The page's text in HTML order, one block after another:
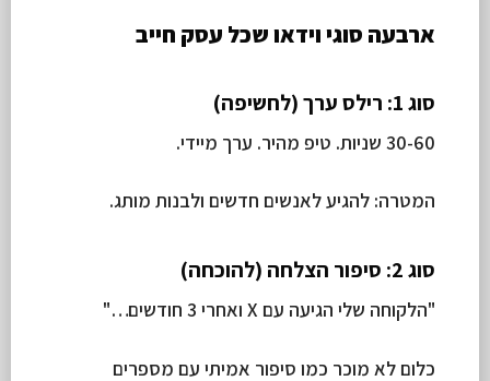
ארבעה סוגי וידאו שכל עסק חייב
סוג 1: רילס ערך (לחשיפה)
30-60 שניות. טיפ מהיר. ערך מיידי.
המטרה: להגיע לאנשים חדשים ולבנות מותג.
סוג 2: סיפור הצלחה (להוכחה)
"הלקוחה שלי הגיעה עם X ואחרי 3 חודשים…"
כלום לא מוכר כמו סיפור אמיתי עם מספרים